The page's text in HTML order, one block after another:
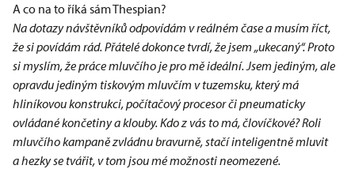
A co na to říká sám Thespian?
Na dotazy návštěvníků odpovídám v reálném čase a musím říct,
že si povídám rád. Přátelé dokonce tvrdí, že jsem „ukecaný“. Proto
si myslím, že práce mluvčího je pro mě ideální.Jsem jediným, ale
opravdu jediným tiskovým mluvčím v tuzemsku, který má
hliníkovou konstrukci, počítačový procesor či pneumaticky
ovládané končetiny a klouby. Kdo z vás to má, človíčkové? Roli
mluvčího kampaně zvládnu bravurně, stačí inteligentně mluvit
a hezky se tvářit, v tom jsou mé možnosti neomezené.